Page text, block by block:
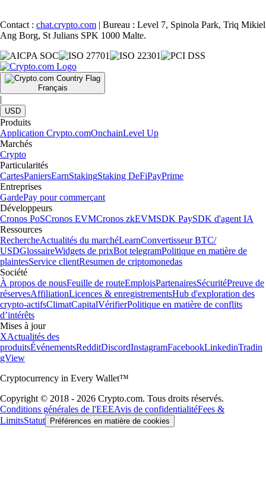
Contact : chat.crypto.com | Bureau : Level 7, Spinola Park, Triq Mikiel
Ang Borg, St Julians SPK 1000 Malte.
Français
|
USD
Produits
Application Crypto.comOnchainLevel Up
Marchés
Crypto
Particularités
CartesPaniersEarnStakingStaking DeFiPayPrime
Entreprises
GardePay pour commerçant
Développeurs
Cronos PoSCronos EVMCronos zkEVMSDK PaySDK d'agent IA
Ressources
RechercheActualités du marchéLearnConvertisseur BTC/
USDGlossaireWidgets de prixBot telegramPolitique en matière de
plaintesService clientResumen de criptomonedas
Société
À propos de nousFeuille de routeEmploisPartenairesSécuritéPreuve de
réservesAffiliationLicences & enregistrementsHub d'exploration des
crypto-actifsClimatCapitalVérifierPolitique en matière de conflits
d’intérêts
Mises à jour
XActualités des
produitsÉvénementsRedditDiscordInstagramFacebookLinkedinTradin
gView
Cryptocurrency in Every Wallet™
Copyright © 2018 - 2026 Crypto.com. Tous droits réservés.
Conditions générales de l'EEEAvis de confidentialitéFees &
LimitsStatut Préférences en matière de cookies